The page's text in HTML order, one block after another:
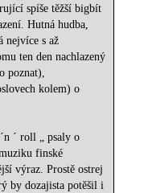
spíše těžší bigbít
Hutná hudba,
nejvíce s až
ten den nachlazený
poznat),
kolem) o
´ roll „ psaly o
finské
výraz. Prostě ostrej
by dozajista potěšil i